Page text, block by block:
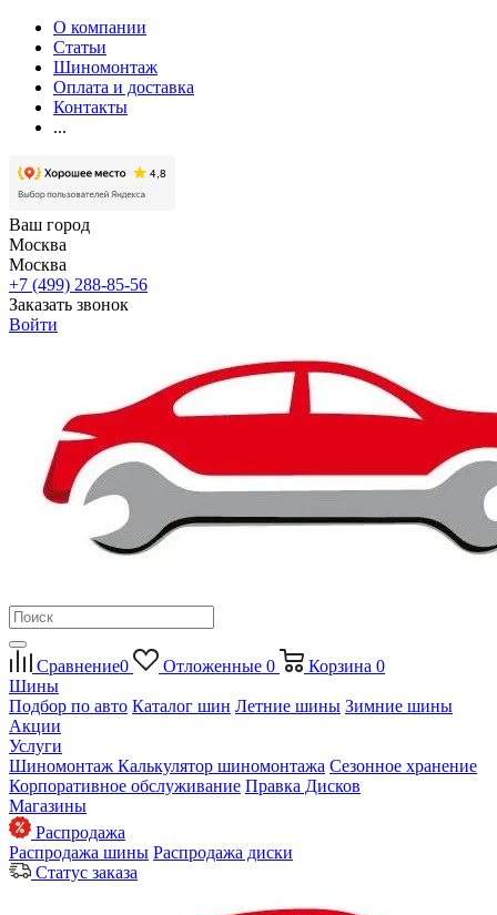
О компании
Статьи
Шиномонтаж
Оплата и доставка
Контакты
...
Ваш город
Москва
Москва
+7 (499) 288-85-56
Заказать звонок
Войти
Сравнение0 Отложенные 0 Корзина 0
Шины
Подбор по авто Каталог шин Летние шины Зимние шины
Акции
Услуги
Шиномонтаж Калькулятор шиномонтажа Сезонное хранение
Корпоративное обслуживание Правка Дисков
Магазины
Распродажа
Распродажа шины Распродажа диски
Статус заказа